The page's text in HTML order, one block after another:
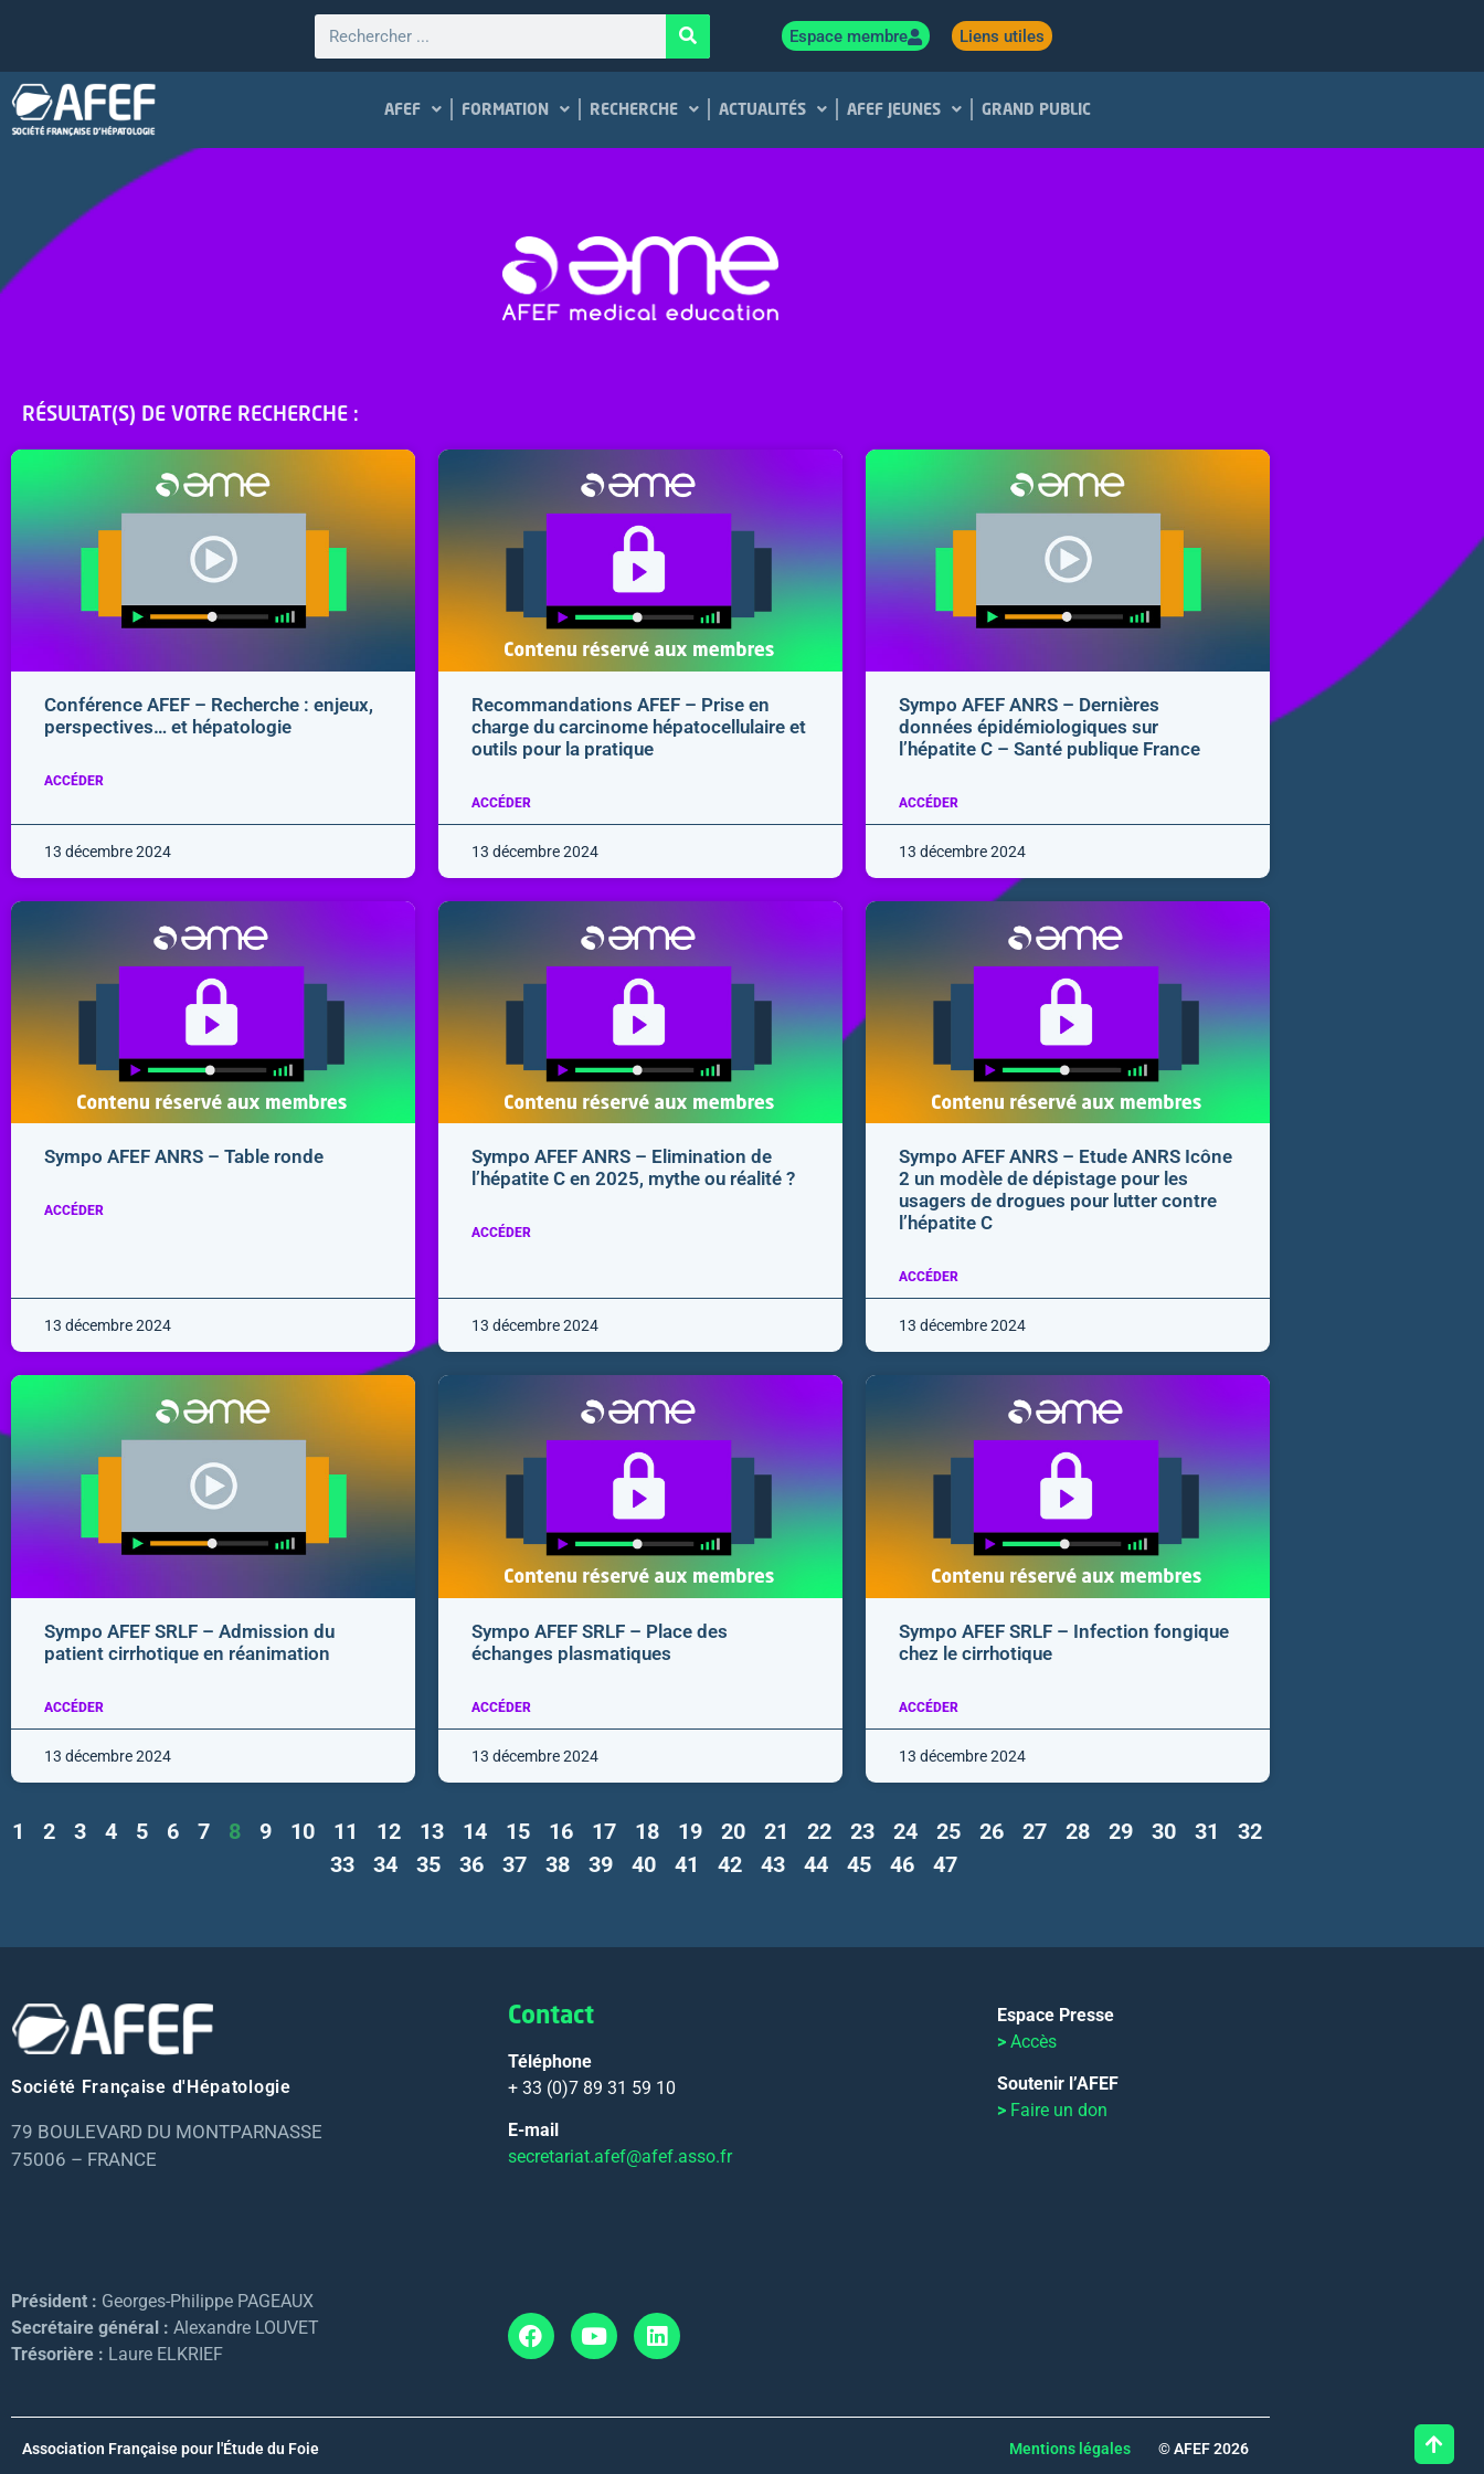
Espace membre Liens utiles
AFEF FORMATION RECHERCHE ACTUALITÉS AFEF JEUNES GRAND PUBLIC
RÉSULTAT(S) DE VOTRE RECHERCHE :
Conférence AFEF – Recherche : enjeux,
perspectives… et hépatologie
ACCÉDER
13 décembre 2024
Recommandations AFEF – Prise en
charge du carcinome hépatocellulaire et
outils pour la pratique
ACCÉDER
13 décembre 2024
Sympo AFEF ANRS – Dernières
données épidémiologiques sur
l’hépatite C – Santé publique France
ACCÉDER
13 décembre 2024
Sympo AFEF ANRS – Table ronde
ACCÉDER
13 décembre 2024
Sympo AFEF ANRS – Elimination de
l’hépatite C en 2025, mythe ou réalité ?
ACCÉDER
13 décembre 2024
Sympo AFEF ANRS – Etude ANRS Icône
2 un modèle de dépistage pour les
usagers de drogues pour lutter contre
l’hépatite C
ACCÉDER
13 décembre 2024
Sympo AFEF SRLF – Admission du
patient cirrhotique en réanimation
ACCÉDER
13 décembre 2024
Sympo AFEF SRLF – Place des
échanges plasmatiques
ACCÉDER
13 décembre 2024
Sympo AFEF SRLF – Infection fongique
chez le cirrhotique
ACCÉDER
13 décembre 2024
1 2 3 4 5 6 7 8 9 10 11 12 13 14 15 16 17 18 19 20 21 22 23 24 25 26 27 28 29 30 31
32
33
34 35 36 37 38 39 40 41 42 43 44 45 46 47
Société Française d'Hépatologie
79 BOULEVARD DU MONTPARNASSE
75006 – FRANCE
Président : Georges-Philippe PAGEAUX
Secrétaire général : Alexandre LOUVET
Trésorière : Laure ELKRIEF
Contact
Téléphone
+ 33 (0)7 89 31 59 10
E-mail
secretariat.afef@afef.asso.fr
Espace Presse
>Accès
Soutenir l’AFEF
> Faire un don
Association Française pour l'Étude du Foie Mentions légales © AFEF 2026